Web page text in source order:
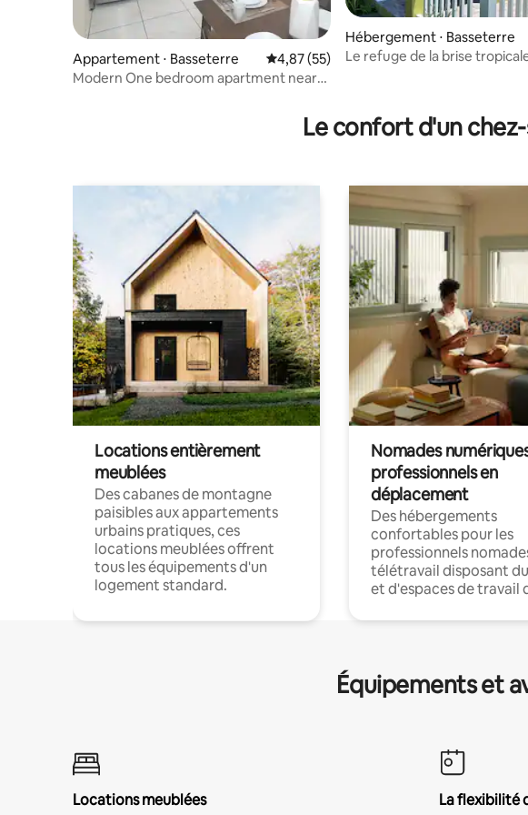
Appartement ⋅ Basseterre Évaluation moyenne sur la base de 55
4,87 (55)
Modern One bedroom apartment near
Hébergement ⋅ Basseterre
Le refuge de la brise
Le confort d'un
Locations entièrement
meublées
Des cabanes de montagne
paisibles aux appartements
urbains pratiques, ces
locations meublées offrent
tous les équipements d'un
logement standard.
Nomades
professionnels en
déplacement
Des hébergements
confortables pour les
professionnels
télétravail disposant
et d'espaces de travail
Équipements et
Locations meublées
La flexibilité